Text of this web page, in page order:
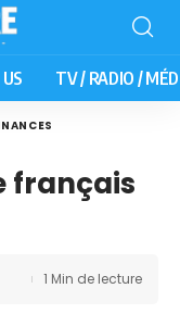
TV / RADIO /
français
1 Min de lecture